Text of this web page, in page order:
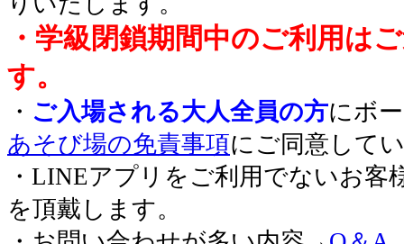
・学級閉鎖期間中のご利用は
す。
・ ご入場される大人全員の方にボ
あそび場の免責事項にご同意して
・LINEアプリをご利用でないお客
を頂戴します。